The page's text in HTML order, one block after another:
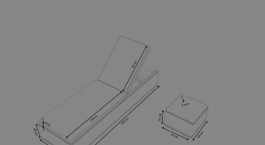
in alluminio o acciaio seguendo le antiche tradizioni degli artigiani
asiatici. Il rattan sintetico impiegato per la nostra line Baltic
Collection è formato dall’intreccio di due tipi di fibre grigie “semi
rotonde” una più larga e una più stretta. La flessibilità della fibra,
permette di creare arredi nelle forme più svariate. La resina
sintetica intrecciata si distingue inoltre per la sua notevole
resistenza alla salsedine, al cloro e alle sostanze contenute nelle